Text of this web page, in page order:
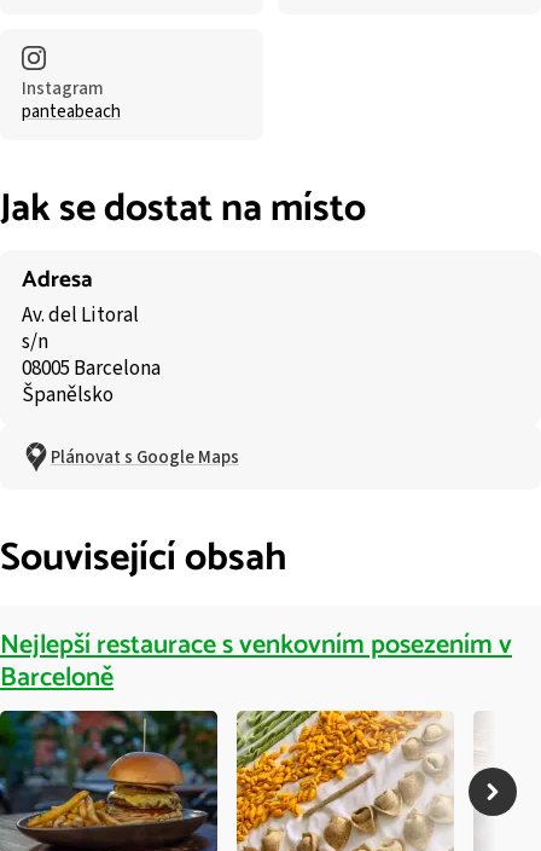
Instagram
panteabeach
Jak se dostat na místo
Adresa
Av. del Litoral
s/n
08005 Barcelona
Španělsko
Plánovat s Google Maps
Související obsah
Nejlepší restaurace s venkovním posezením v
Barceloně